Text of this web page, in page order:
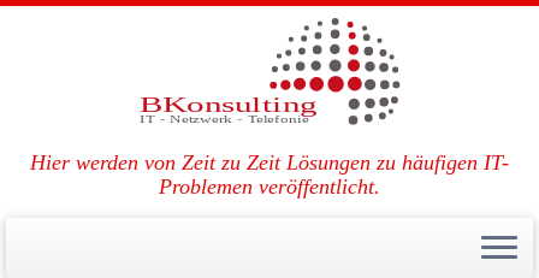
Hier werden von Zeit zu Zeit Lösungen zu häufigen IT-
Problemen veröffentlicht.